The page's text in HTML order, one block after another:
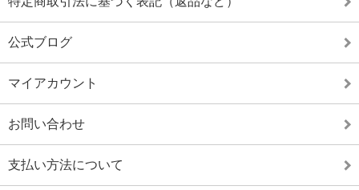
公式ブログ
マイアカウント
お問い合わせ
支払い方法について